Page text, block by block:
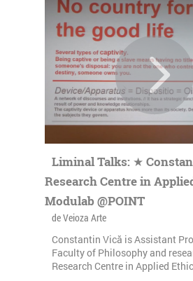
Liminal Talks: ★
Research Centre in
Modulab @POINT
de Veioza Arte
Constantin Vică is Assistant
Faculty of Philosophy and
Research Centre in Applied